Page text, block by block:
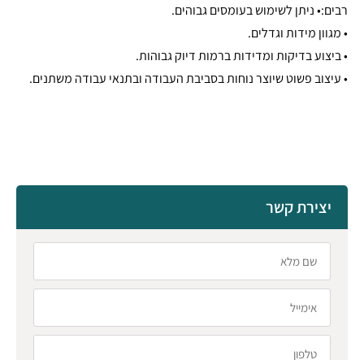
רבים:• ניתן לשימוש בעומסים גבוהים.
• מגוון מידות וגדלים.
• ביצוע בדיקות ומדידות ברמות דיוק גבוהות.
• עיצוב פשוט שיוצר נוחות בסביבת העבודה ובתנאי עבודה משתנים.
יצירת קשר